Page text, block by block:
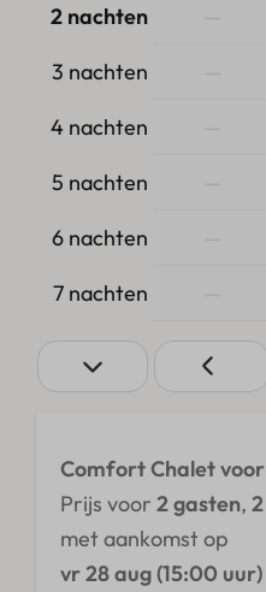
2 nachten
3 nachten
4 nachten
5 nachten
6 nachten
7 nachten
Comfort Chalet
Prijs voor 2 gasten,
met aankomst op
vr 28 aug (15:00 uur)